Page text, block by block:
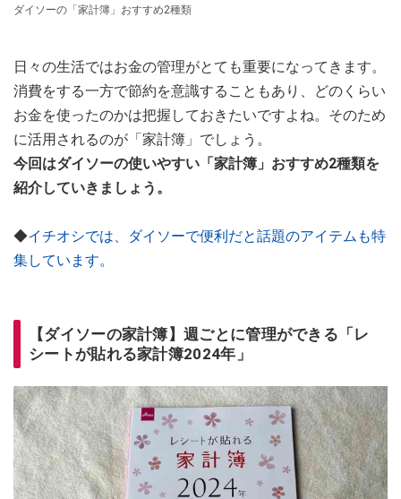
ダイソーの「家計簿」おすすめ2種類
日々の生活ではお金の管理がとても重要になってきます。
消費をする一方で節約を意識することもあり、どのくらい
お金を使ったのかは把握しておきたいですよね。そのため
に活用されるのが「家計簿」でしょう。
今回はダイソーの使いやすい「家計簿」おすすめ2種類を
紹介していきましょう。
◆イチオシでは、ダイソーで便利だと話題のアイテムも特
集しています。
【ダイソーの家計簿】週ごとに管理ができる「レ
シートが貼れる家計簿2024年」